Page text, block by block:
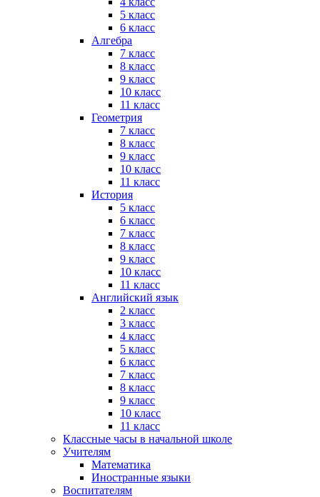
5 класс
6 класс
Алгебра
7 класс
8 класс
9 класс
10 класс
11 класс
Геометрия
7 класс
8 класс
9 класс
10 класс
11 класс
История
5 класс
6 класс
7 класс
8 класс
9 класс
10 класс
11 класс
Английский язык
2 класс
3 класс
4 класс
5 класс
6 класс
7 класс
8 класс
9 класс
10 класс
11 класс
Классные часы в начальной школе
Учителям
Математика
Иностранные языки
Воспитателям